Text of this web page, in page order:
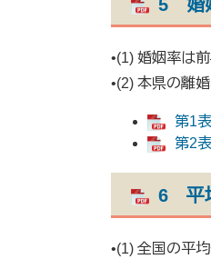
5 婚姻
•(1) 婚姻率は
•(2) 本県の離
第1
第2
6 平均
•(1) 全国の平